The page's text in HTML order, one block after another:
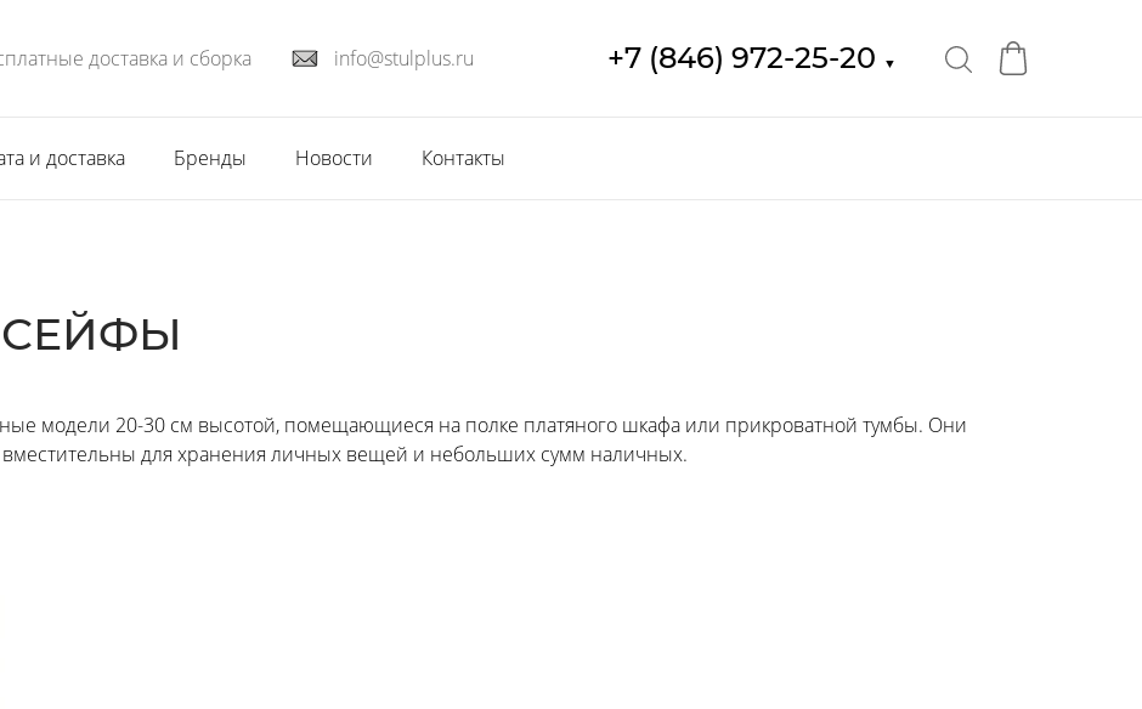
доставка и сборка info@stulplus.ru +7 (846) 972-25-20 ▼
и доставка Бренды Новости Контакты
модели 20-30 см высотой, помещающиеся на полке платяного шкафа или прикроватной тумбы. Они
для хранения личных вещей и небольших сумм наличных.